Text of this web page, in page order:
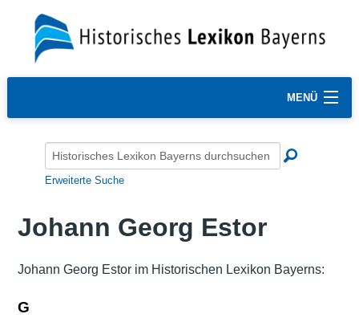
MENÜ
Erweiterte Suche
Johann Georg Estor
Johann Georg Estor im Historischen Lexikon Bayerns:
G